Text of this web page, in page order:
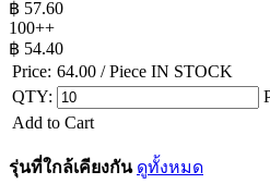
฿ 57.60
100++
฿ 54.40
Price: 64.00 / Piece IN STOCK
QTY:
Add to Cart
รุ่นที่ใกล้เคียงกัน ดูทั้งหมด